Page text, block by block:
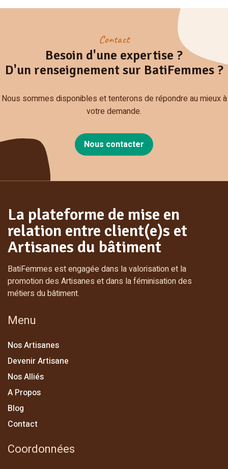
Besoin d'une expertise ?
D'un renseignement sur BatiFemmes ?
Contact
Nous sommes disponibles et tenterons de répondre au mieux à
votre demande.
Nous contacter
La plateforme de mise en
relation entre client(e)s et
Artisanes du bâtiment
BatiFemmes est engagée dans la valorisation et la
promotion des Artisanes et dans la féminisation des
métiers du bâtiment.
Menu
Nos Artisanes
Devenir Artisane
Nos Alliés
A Propos
Blog
Contact
Coordonnées